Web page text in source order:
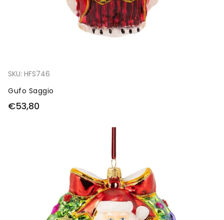
SKU: HFS746
Gufo Saggio
€53,80